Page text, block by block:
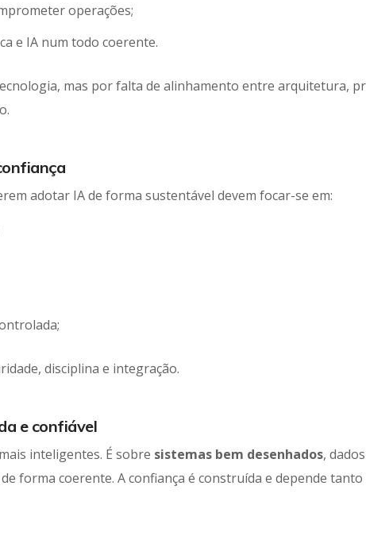
operações;
e IA num todo coerente.
mas por falta de alinhamento entre arquitetura,
adotar IA de forma sustentável devem focar-se em:
disciplina e integração.
e confiável
inteligentes. É sobre sistemas bem desenhados,
forma coerente. A confiança é construída e depende tanto